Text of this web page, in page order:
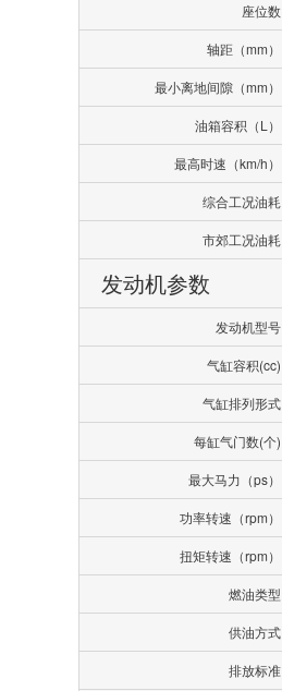
座位数
轴距（mm）
最小离地间隙（mm）
油箱容积（L）
最高时速（km/h）
综合工况油耗
市郊工况油耗
发动机参数
发动机型号
气缸容积(cc)
气缸排列形式
每缸气门数(个)
最大马力（ps）
功率转速（rpm）
扭矩转速（rpm）
燃油类型
供油方式
排放标准